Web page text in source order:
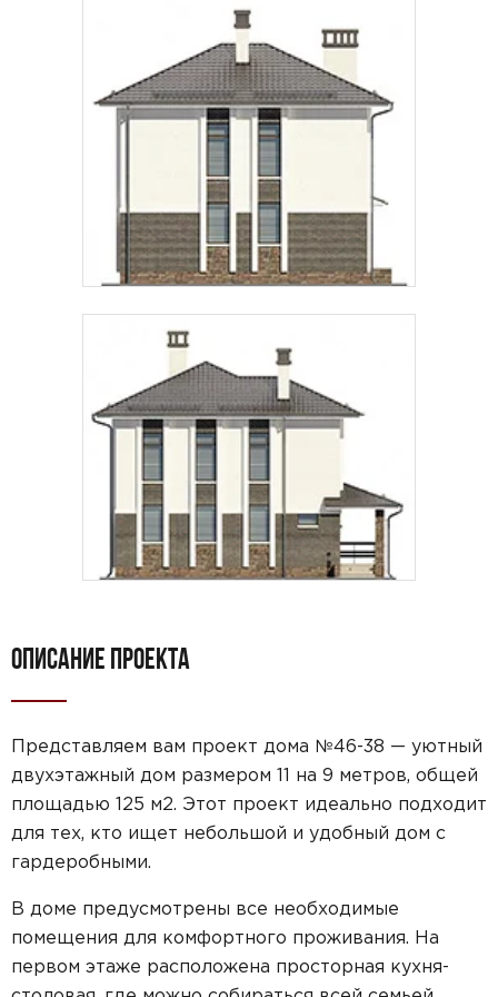
ОПИСАНИЕ ПРОЕКТА
Представляем вам проект дома №46-38 — уютный
двухэтажный дом размером 11 на 9 метров, общей
площадью 125 м2. Этот проект идеально подходит
для тех, кто ищет небольшой и удобный дом с
гардеробными.
В доме предусмотрены все необходимые
помещения для комфортного проживания. На
первом этаже расположена просторная кухня-